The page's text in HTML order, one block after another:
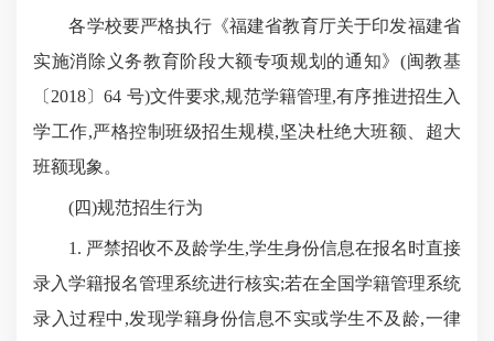
各学校要严格执行《福建省教育厅关于印发福建省
实施消除义务教育阶段大额专项规划的通知》(闽教基
〔2018〕64 号)文件要求,规范学籍管理,有序推进招生入
学工作,严格控制班级招生规模,坚决杜绝大班额、超大
班额现象。
(四)规范招生行为
1. 严禁招收不及龄学生,学生身份信息在报名时直接
录入学籍报名管理系统进行核实;若在全国学籍管理系统
录入过程中,发现学籍身份信息不实或学生不及龄,一律